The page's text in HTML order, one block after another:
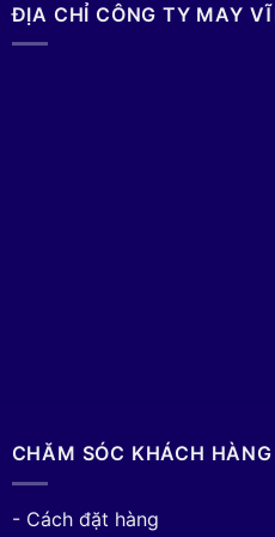
ĐỊA CHỈ CÔNG TY MAY
CHĂM SÓC KHÁCH HÀNG
- Cách đặt hàng